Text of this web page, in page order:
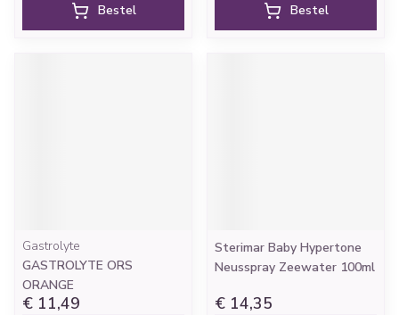
Bestel Bestel
Gastrolyte
GASTROLYTE ORS
ORANGE
€ 11,49
Sterimar Baby Hypertone
Neusspray Zeewater 100ml
€ 14,35